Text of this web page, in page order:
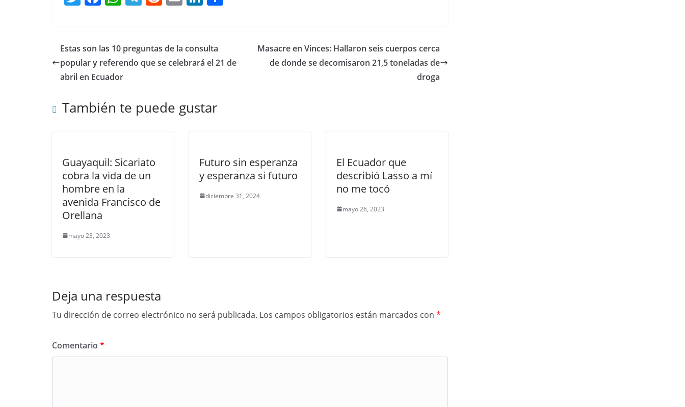
w
er
a
e
b
o
k
h
s
A
p
el
gr
a
e
di
t
m
l
n
e
dI ar
Estas son las 10 preguntas de la consulta
popular y referendo que se celebrará el 21 de
abril en Ecuador
Masacre en Vinces: Hallaron seis cuerpos cerca
de donde se decomisaron 21,5 toneladas de
droga
También te puede gustar
Guayaquil: Sicariato
cobra la vida de un
hombre en la
avenida Francisco de
Orellana
mayo 23, 2023
Futuro sin esperanza
y esperanza si futuro
diciembre 31, 2024
El Ecuador que
describió Lasso a mí
no me tocó
mayo 26, 2023
Deja una respuesta
Tu dirección de correo electrónico no será publicada. Los campos obligatorios están marcados con *
Comentario *